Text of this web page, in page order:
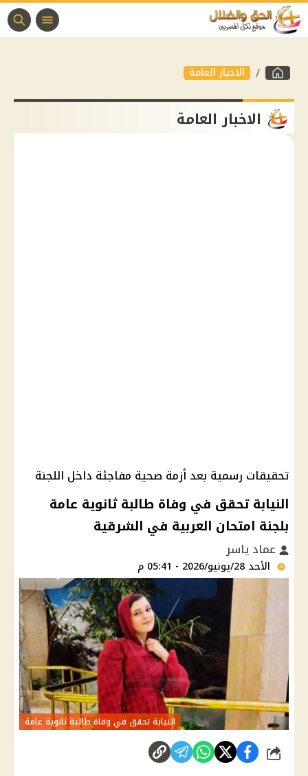
الاخبار العامة
الاخبار العامة
تحقيقات رسمية بعد أزمة صحية مفاجئة داخل اللجنة
النيابة تحقق في وفاة طالبة ثانوية عامة
بلجنة امتحان العربية في الشرقية
عماد ياسر
الأحد 28/يونيو/2026 - 05:41 م
النيابة تحقق في وفاة طالبة ثانوية عامة
شارك